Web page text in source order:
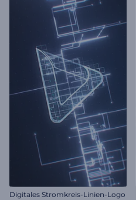
Digitales Stromkreis-Linien-Logo